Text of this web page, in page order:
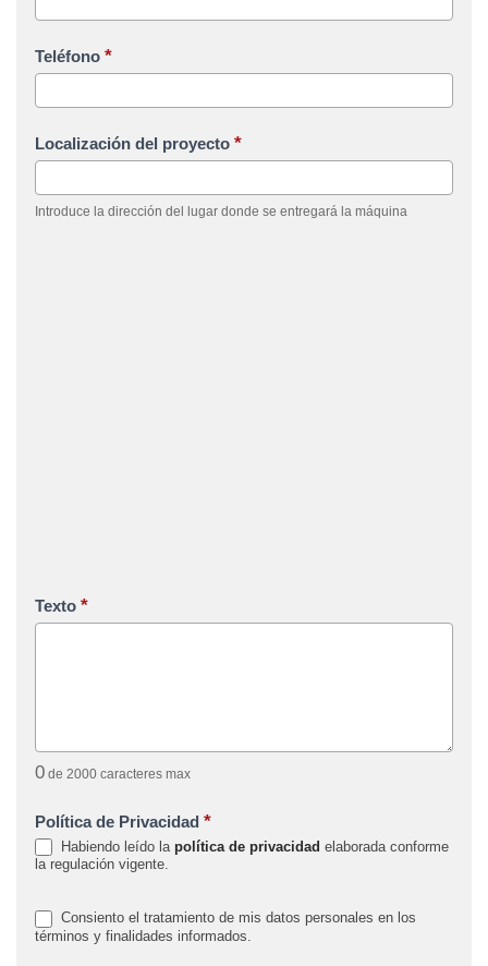
Teléfono *
Localización del proyecto *
Introduce la dirección del lugar donde se entregará la máquina
Texto *
0 de 2000 caracteres max
Política de Privacidad *
Habiendo leído la política de privacidad elaborada conforme
la regulación vigente.
Consiento el tratamiento de mis datos personales en los
términos y finalidades informados.